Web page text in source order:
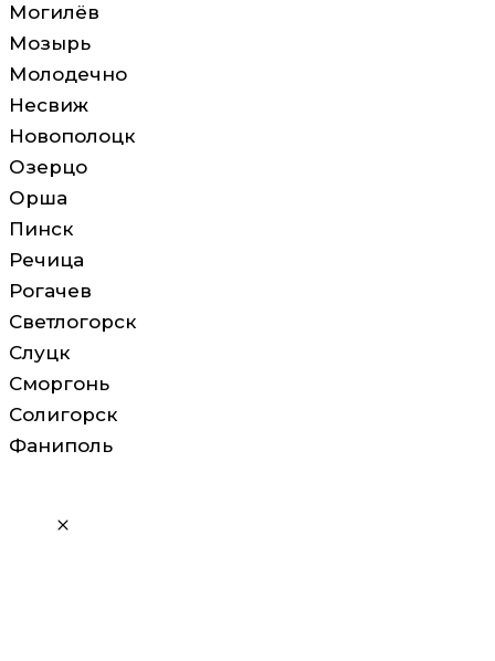
Могилёв
Мозырь
Молодечно
Несвиж
Новополоцк
Озерцо
Орша
Пинск
Речица
Рогачев
Светлогорск
Слуцк
Сморгонь
Солигорск
Фаниполь